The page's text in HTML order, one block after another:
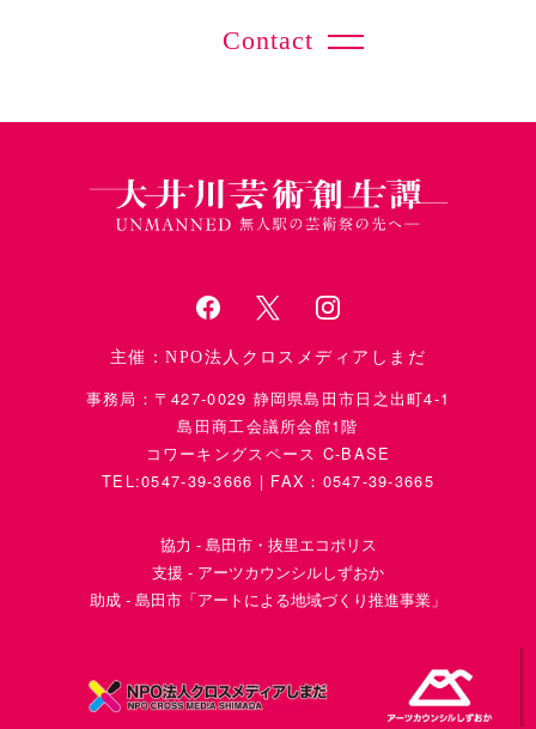
Contact
主催：NPO法人クロスメディアしまだ
事務局：〒427-0029 静岡県島田市日之出町4-1
島田商工会議所会館1階
コワーキングスペース C-BASE
TEL:0547‐39‐3666 | FAX：0547-39-3665
協力 - 島田市・抜里エコポリス
支援 - アーツカウンシルしずおか
助成 - 島田市「アートによる地域づくり推進事業」